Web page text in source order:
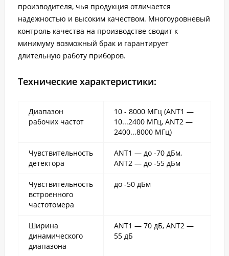
производителя, чья продукция отличается
надежностью и высоким качеством. Многоуровневый
контроль качества на производстве сводит к
минимуму возможный брак и гарантирует
длительную работу приборов.
Технические характеристики:
Диапазон
рабочих частот
10 - 8000 МГц (ANT1 —
10...2400 МГц, ANT2 —
2400...8000 МГц)
Чувствительность
детектора
ANT1 — до -70 дБм,
ANT2 — до -55 дБм
Чувствительность
встроенного
частотомера
до -50 дБм
Ширина
динамического
диапазона
ANT1 — 70 дБ, ANT2 —
55 дБ